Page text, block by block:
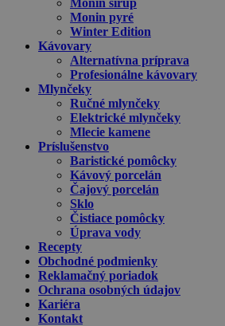
Monin sirup
Monin pyré
Winter Edition
Kávovary
Alternatívna príprava
Profesionálne kávovary
Mlynčeky
Ručné mlynčeky
Elektrické mlynčeky
Mlecie kamene
Príslušenstvo
Baristické pomôcky
Kávový porcelán
Čajový porcelán
Sklo
Čistiace pomôcky
Úprava vody
Recepty
Obchodné podmienky
Reklamačný poriadok
Ochrana osobných údajov
Kariéra
Kontakt